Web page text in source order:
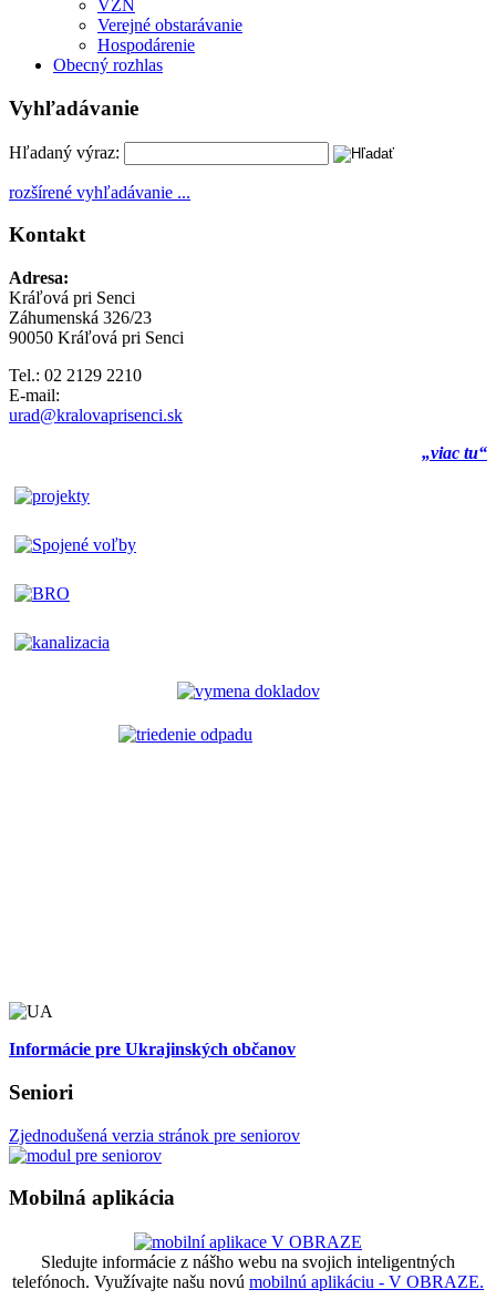
VZN
Verejné obstarávanie
Hospodárenie
Obecný rozhlas
Vyhľadávanie
Hľadaný výraz:
rozšírené vyhľadávanie ...
Kontakt
Adresa:
Kráľová pri Senci
Záhumenská 326/23
90050 Kráľová pri Senci
Tel.: 02 2129 2210
E-mail:
urad@kralovaprisenci.sk
„viac tu“
Informácie pre Ukrajinských občanov
Seniori
Zjednodušená verzia stránok pre seniorov
Mobilná aplikácia
Sledujte informácie z nášho webu na svojich inteligentných
telefónoch. Využívajte našu novú mobilnú aplikáciu - V OBRAZE.